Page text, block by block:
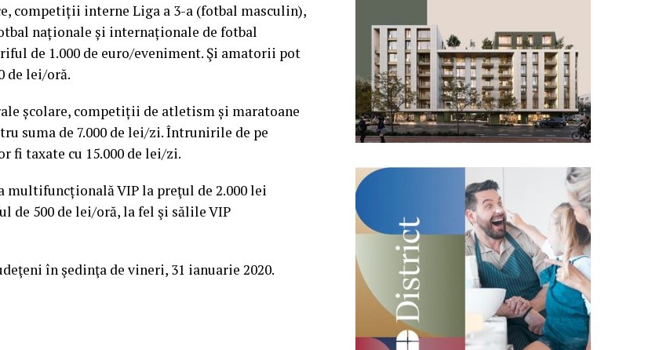
competiții interne Liga a 3-a (fotbal masculin),
naționale și internaționale de fotbal
de 1.000 de euro/eveniment. Şi amatorii pot
de lei/oră.
școlare, competiții de atletism și maratoane
suma de 7.000 de lei/zi. Întrunirile de pe
fi taxate cu 15.000 de lei/zi.
VIP la preţul de 2.000 lei
de 500 de lei/oră, la fel şi sălile VIP
în şedinţa de vineri, 31 ianuarie 2020.